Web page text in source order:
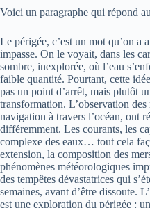
Voici un paragraphe qui répond
Le périgée, c’est un mot qu’on a
impasse. On le voyait, dans les
sombre, inexplorée, où l’eau
faible quantité. Pourtant, cette
pas un point d’arrêt, mais plutôt
transformation. L’observation
navigation à travers l’océan, ont
différemment. Les courants, les
complexe des eaux… tout cela
extension, la composition des
phénomènes météorologiques
des tempêtes dévastatrices qui
semaines, avant d’être dissoute.
est une exploration du périgée :